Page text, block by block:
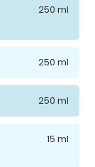
250 ml
250 ml
250 ml
15 ml